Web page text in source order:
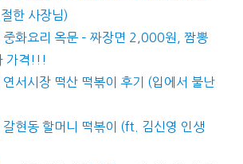
한 사장님)
중화요리 옥문 – 짜장면 2,000원, 짬뽕
가격!!!
연서시장 떡산 떡볶이 후기 (입에서 불난
갈현동 할머니 떡볶이 (ft. 김신영 인생